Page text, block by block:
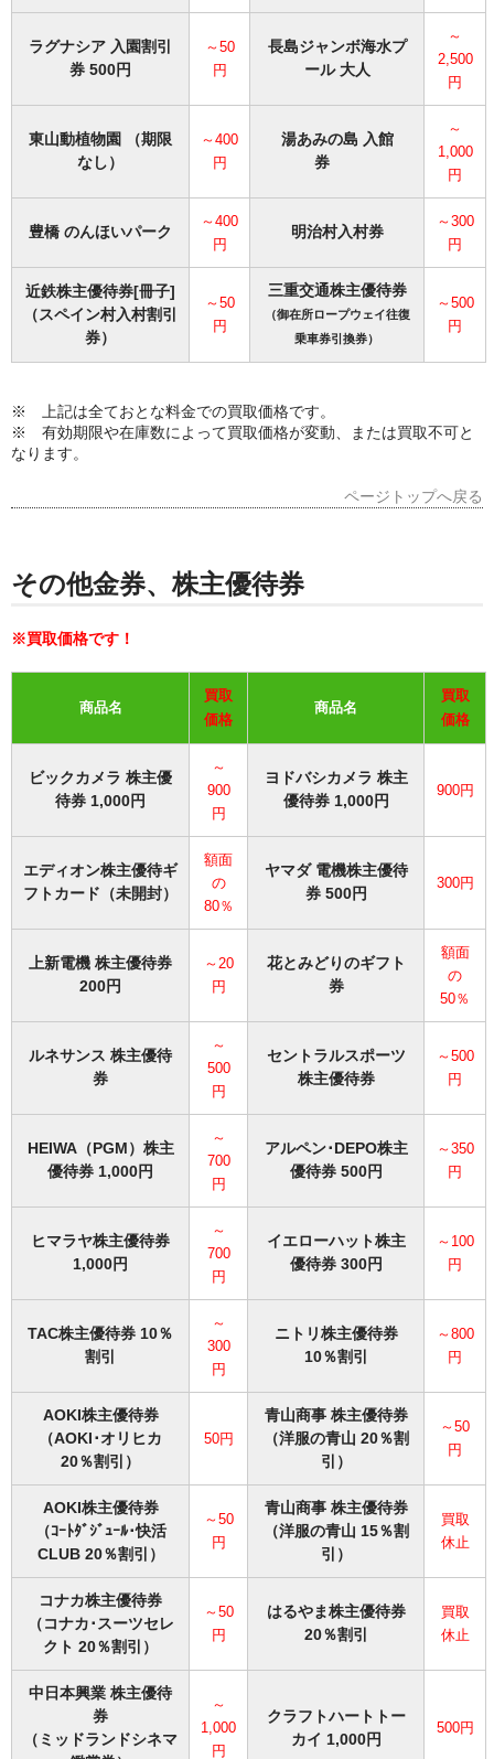
ラグナシア 入園割引
券 500円
～50
円
長島ジャンボ海水プ
ール 大人
～
2,500
円
東山動植物園 （期限
なし）
～400
円
湯あみの島 入館
券
～
1,000
円
豊橋 のんほいパーク
～400
円
明治村入村券
～300
円
近鉄株主優待券[冊子]
（スペイン村入村割引
券）
～50
円
三重交通株主優待券
（御在所ロープウェイ往復
乗車券引換券）
～500
円
※ 上記は全ておとな料金での買取価格です。
※ 有効期限や在庫数によって買取価格が変動、または買取不可と
なります。
ページトップへ戻る
その他金券、株主優待券
※買取価格です！
商品名
買取
価格
商品名
買取
価格
ビックカメラ 株主優
待券 1,000円
～
900
円
ヨドバシカメラ 株主
優待券 1,000円
900円
エディオン株主優待ギ
フトカード（未開封）
額面
の
80％
ヤマダ 電機株主優待
券 500円
300円
上新電機 株主優待券
200円
～20
円
花とみどりのギフト
券
額面
の
50％
ルネサンス 株主優待
券
～
500
円
セントラルスポーツ
株主優待券
～500
円
HEIWA（PGM）株主
優待券 1,000円
～
700
円
アルペン･DEPO株主
優待券 500円
～350
円
ヒマラヤ株主優待券
1,000円
～
700
円
イエローハット株主
優待券 300円
～100
円
TAC株主優待券 10％
割引
～
300
円
ニトリ株主優待券
10％割引
～800
円
AOKI株主優待券
（AOKI･オリヒカ
20％割引）
50円
青山商事 株主優待券
（洋服の青山 20％割
引）
～50
円
AOKI株主優待券
（ｺｰﾄﾀﾞｼﾞｭｰﾙ･快活
CLUB 20％割引）
～50
円
青山商事 株主優待券
（洋服の青山 15％割
引）
買取
休止
コナカ株主優待券
（コナカ･スーツセレ
クト 20％割引）
～50
円
はるやま株主優待券
20％割引
買取
休止
中日本興業 株主優待
券
（ミッドランドシネマ
～
1,000
円
クラフトハートトー
カイ 1,000円
500円